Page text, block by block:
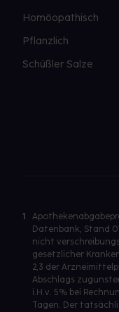
Homöopathisch
Pflanzlich
Schüßler Salze
1
Datenbank, Stand
nicht
gesetzlicher
2,3 der
Abschlags
i.H.v. 5% bei
Tagen. Der